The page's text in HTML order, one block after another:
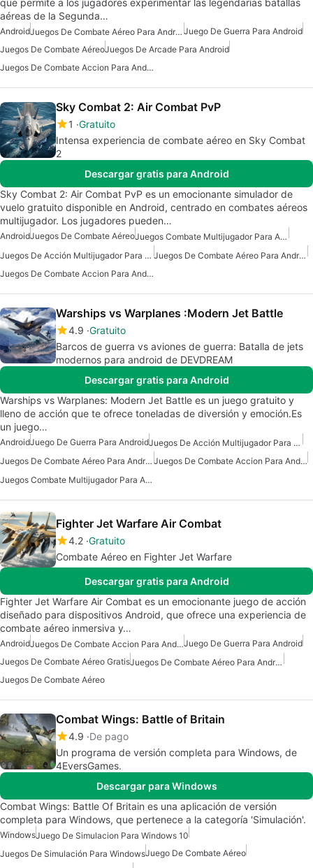
aéreas de la Segunda…
Android Juegos De Combate Aéreo Para Android Juego De Guerra Para Android
Juegos De Combate AéreoJuegos De Arcade Para Android
Juegos De Combate Accion Para Android
Sky Combat 2: Air Combat PvP
1 Gratuito
Intensa experiencia de combate aéreo en Sky Combat
2
Descargar gratis para Android
Sky Combat 2: Air Combat PvP es un emocionante simulador de
vuelo gratuito disponible en Android, centrado en combates aéreos
multijugador. Los jugadores pueden…
AndroidJuegos De Combate Aéreo
Juegos Combate Multijugador Para Android
Juegos De Acción Multijugador Para Android
Juegos De Combate Aéreo Para Android
Juegos De Combate Accion Para Android
Warships vs Warplanes :Modern Jet Battle
4.9 Gratuito
Barcos de guerra vs aviones de guerra: Batalla de jets
modernos para android de DEVDREAM
Descargar gratis para Android
Warships vs Warplanes: Modern Jet Battle es un juego gratuito y
lleno de acción que te ofrece toneladas de diversión y emoción.Es
un juego…
AndroidJuego De Guerra Para Android
Juegos De Acción Multijugador Para Android
Juegos De Combate Aéreo Para Android
Juegos De Combate Accion Para Android
Juegos Combate Multijugador Para Android
Fighter Jet Warfare Air Combat
4.2 Gratuito
Combate Aéreo en Fighter Jet Warfare
Descargar gratis para Android
Fighter Jet Warfare Air Combat es un emocionante juego de acción
diseñado para dispositivos Android, que ofrece una experiencia de
combate aéreo inmersiva y…
Android Juegos De Combate Accion Para AndroidJuego De Guerra Para Android
Juegos De Combate Aéreo Gratis
Juegos De Combate Aéreo Para Android
Juegos De Combate Aéreo
Combat Wings: Battle of Britain
4.9 De pago
Un programa de versión completa para Windows, de
4EversGames.
Descargar para Windows
Combat Wings: Battle Of Britain es una aplicación de versión
completa para Windows, que pertenece a la categoría 'Simulación'.
WindowsJuego De Simulacion Para Windows 10
Juegos De Simulación Para WindowsJuego De Combate Aéreo